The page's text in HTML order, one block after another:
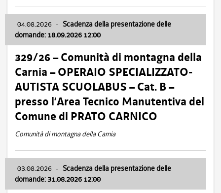
04.08.2026 - Scadenza della presentazione delle
domande: 18.09.2026 12:00
329/26 – Comunità di montagna della
Carnia – OPERAIO SPECIALIZZATO-
AUTISTA SCUOLABUS – Cat. B –
presso l’Area Tecnico Manutentiva del
Comune di PRATO CARNICO
Comunità di montagna della Carnia
03.08.2026 - Scadenza della presentazione delle
domande: 31.08.2026 12:00